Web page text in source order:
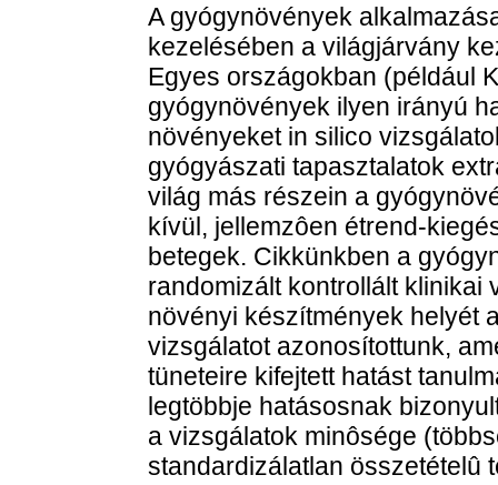
A gyógynövények
kezelésében a világjárvány
Egyes országokban (például
gyógynövények ilyen irányú
növényeket in silico
gyógyászati tapasztalatok
világ más részein a
kívül, jellemzôen étrend-
betegek. Cikkünkben a
randomizált kontrollált klinikai
növényi készítmények helyét
vizsgálatot azonosítottunk,
tüneteire kifejtett hatást
legtöbbje hatásosnak
a vizsgálatok minôsége
standardizálatlan összetételû